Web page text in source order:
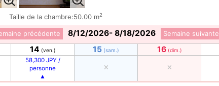
Taille de la chambre:50.00 m2
8/12/2026- 8/18/2026
précédente Semaine suivante
14 (ven.) 15 (sam.) 16 (dim.)
58,300 JPY /
personne